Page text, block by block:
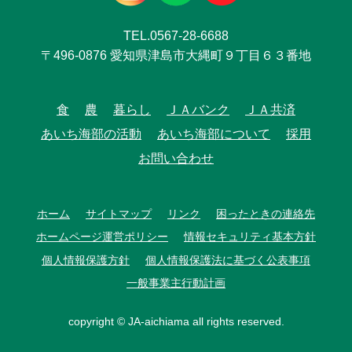
TEL.0567-28-6688
〒496-0876 愛知県津島市大縄町９丁目６３番地
食 農 暮らし ＪＡバンク
ＪＡ共済
あいち海部の活動
あいち海部について
採用
お問い合わせ
ホーム サイトマップ リンク
困ったときの連絡先
ホームページ運営ポリシー
情報セキュリティ基本方針
個人情報保護方針
個人情報保護法に基づく公表事項
一般事業主行動計画
copyright © JA-aichiama all rights reserved.